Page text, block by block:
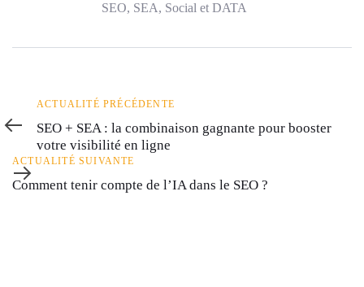
SEO, SEA, Social et DATA
Actualité
précédente
ACTUALITÉ PRÉCÉDENTE
SEO + SEA : la combinaison gagnante pour booster
votre visibilité en ligne
Actualité
suivante
ACTUALITÉ SUIVANTE
Comment tenir compte de l’IA dans le SEO ?